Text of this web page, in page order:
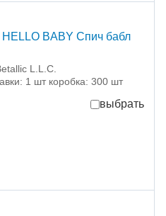
BABY Спич бабл
L.L.C.
1 шт коробка: 300 шт
выбрать